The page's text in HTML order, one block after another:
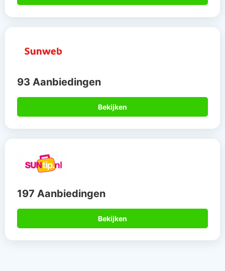
93 Aanbiedingen
Bekijken
197 Aanbiedingen
Bekijken